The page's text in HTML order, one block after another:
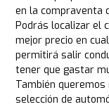
en la compraventa
Podrás localizar el
mejor precio en
permitirá salir
tener que gastar
También
selección de